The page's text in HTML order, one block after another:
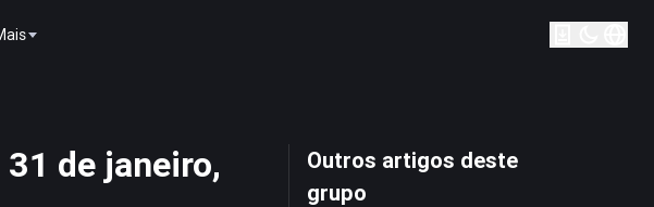
de janeiro,
Outros artigos deste
grupo